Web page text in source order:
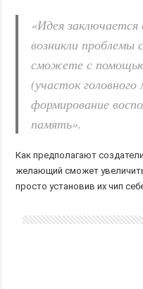
«Идея
возникли
сможете с
(участок
формирование
память».
Как предполагают
желающий сможет
просто установив их чип